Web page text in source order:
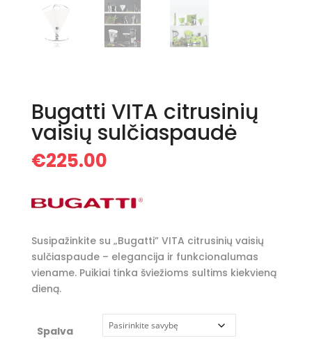
Bugatti VITA citrusinių
vaisių sulčiaspaudė
€225.00
Susipažinkite su „Bugatti” VITA citrusinių vaisių
sulčiaspaude – elegancija ir funkcionalumas
viename. Puikiai tinka šviežioms sultims kiekvieną
dieną.
Spalva